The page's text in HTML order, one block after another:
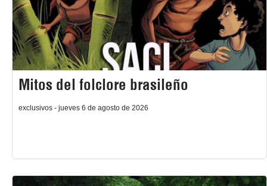
Mitos del folclore brasileño
exclusivos - jueves 6 de agosto de 2026